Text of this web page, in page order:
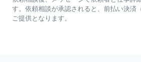
す。依頼相談が承認されると、前払い決
ご提供となります。